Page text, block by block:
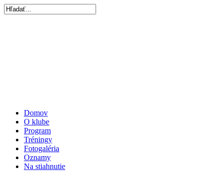
Domov
O klube
Program
Tréningy
Fotogaléria
Oznamy
Na stiahnutie